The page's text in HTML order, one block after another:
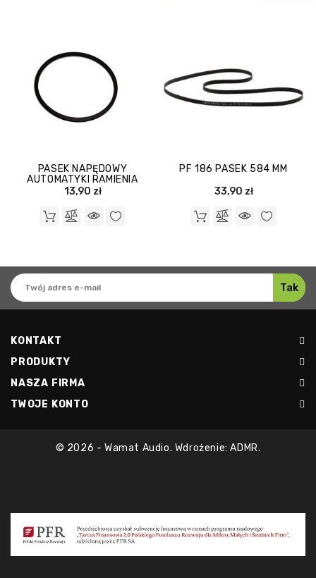
PASEK NAPĘDOWY
AUTOMATYKI RAMIENIA
GRAMOFON DANIEL
13,90 zł
PF 186 PASEK 584 MM
33,90 zł
KONTAKT
PRODUKTY
NASZA FIRMA
TWOJE KONTO
© 2026 - Wamat Audio. Wdrożenie: ADMR.